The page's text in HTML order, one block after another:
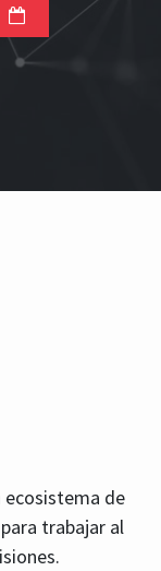
ecosistema de
trabajar al